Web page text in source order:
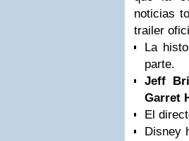
noticias
trailer
La
parte.
Jeff
Garret
El
Disney